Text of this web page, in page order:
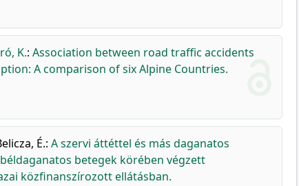
K.: Association between road traffic accidents
A comparison of six Alpine Countries.
É.: A szervi áttéttel és más daganatos
betegek körében végzett
közfinanszírozott ellátásban.